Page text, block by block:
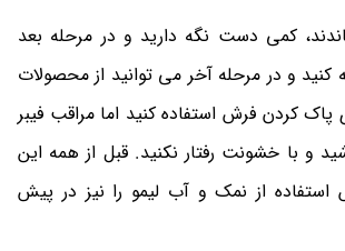
کمی دست نگه دارید و در مرحله بعد
کنید و در مرحله آخر می توانید از محصولات
پاک کردن فرش استفاده کنید اما مراقب فیبر
و با خشونت رفتار نکنید. قبل از همه این
استفاده از نمک و آب لیمو را نیز در پیش